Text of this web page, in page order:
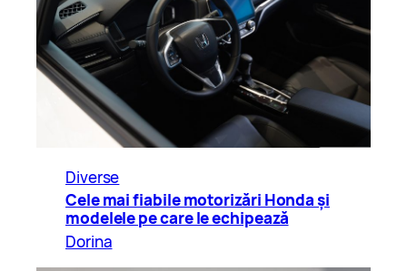
Diverse
Cele mai fiabile motorizări Honda și
modelele pe care le echipează
Dorina